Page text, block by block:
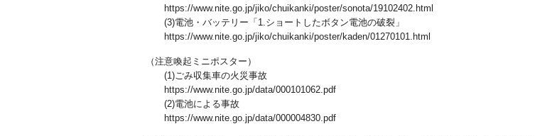
https://www.nite.go.jp/jiko/chuikanki/poster/sonota/19102402.html
(3)電池・バッテリー「1.ショートしたボタン電池の破裂」
https://www.nite.go.jp/jiko/chuikanki/poster/kaden/01270101.html
（注意喚起ミニポスター）
(1)ごみ収集車の火災事故
https://www.nite.go.jp/data/000101062.pdf
(2)電池による事故
https://www.nite.go.jp/data/000004830.pdf